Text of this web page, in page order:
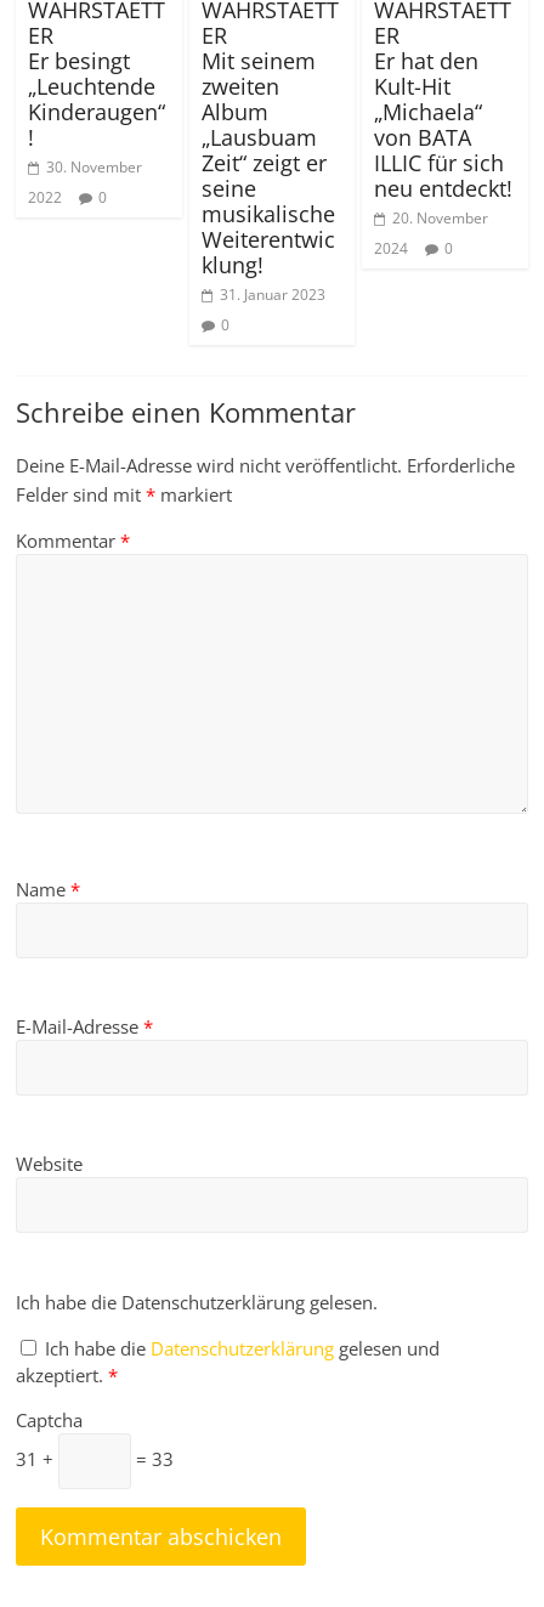
WAHRSTAETT
ER
Er besingt
„Leuchtende
Kinderaugen“
!
30. November
2022
0
WAHRSTAETT
ER
Mit seinem
zweiten
Album
„Lausbuam
Zeit“ zeigt er
seine
musikalische
Weiterentwic
klung!
31. Januar 2023
0
WAHRSTAETT
ER
Er hat den
Kult-Hit
„Michaela“
von BATA
ILLIC für sich
neu entdeckt!
20. November
2024
0
Schreibe einen Kommentar
Deine E-Mail-Adresse wird nicht veröffentlicht. Erforderliche
Felder sind mit* markiert
Kommentar*
Name*
E-Mail-Adresse*
Website
Ich habe die Datenschutzerklärung gelesen.
Ich habe die Datenschutzerklärung gelesen und
akzeptiert. *
Captcha
31 +
= 33